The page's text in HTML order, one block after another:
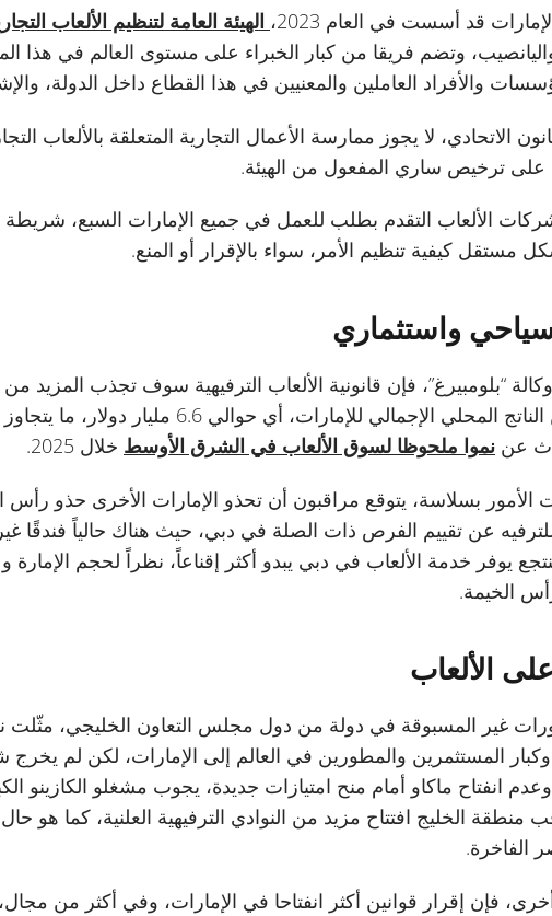
قد أسست في العام 2023، الهيئة العامة لتنظيم الألعاب
واليانصيب، وتضم فريقا من كبار الخبراء على مستوى العالم في هذا
والأفراد العاملين والمعنيين في هذا القطاع داخل الدولة،
الاتحادي، لا يجوز ممارسة الأعمال التجارية المتعلقة بالألعاب
على ترخيص ساري المفعول من الهيئة.
الألعاب التقدم بطلب للعمل في جميع الإمارات السبع،
مستقل كيفية تنظيم الأمر، سواء بالإقرار أو المنع.
واستثماري
“بلومبيرغ”، فإن قانونية الألعاب الترفيهية سوف تجذب المزيد من
1.3% من الناتج المحلي الإجمالي
عن نموا ملحوظا لسوق الألعاب في الشرق الأوسط خلال 2025.
الأمور بسلاسة، يتوقع مراقبون أن تحذو الإمارات الأخرى حذو
عن تقييم الفرص ذات الصلة في دبي، حيث هناك حالياً فندقًا
يوفر خدمة الألعاب في دبي يبدو أكثر إقناعاً، نظراً لحجم
الخيمة.
الألعاب
غير المسبوقة في دولة من دول مجلس التعاون الخليجي،
وكبار المستثمرين والمطورين في العالم إلى الإمارات، لكن لم
انفتاح ماكاو أمام منح امتيازات جديدة، يجوب مشغلو الكازينو
منطقة الخليج افتتاح مزيد من النوادي الترفيهية العلنية، كما هو
الفاخرة.
فإن إقرار قوانين أكثر انفتاحا في الإمارات، وفي أكثر من مجال،